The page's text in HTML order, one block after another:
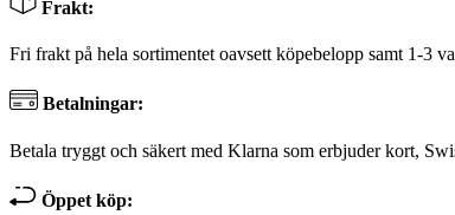
Frakt:
Fri frakt på hela sortimentet oavsett köpebelopp samt 1-3
Betalningar:
Betala tryggt och säkert med Klarna som erbjuder kort,
Öppet köp: